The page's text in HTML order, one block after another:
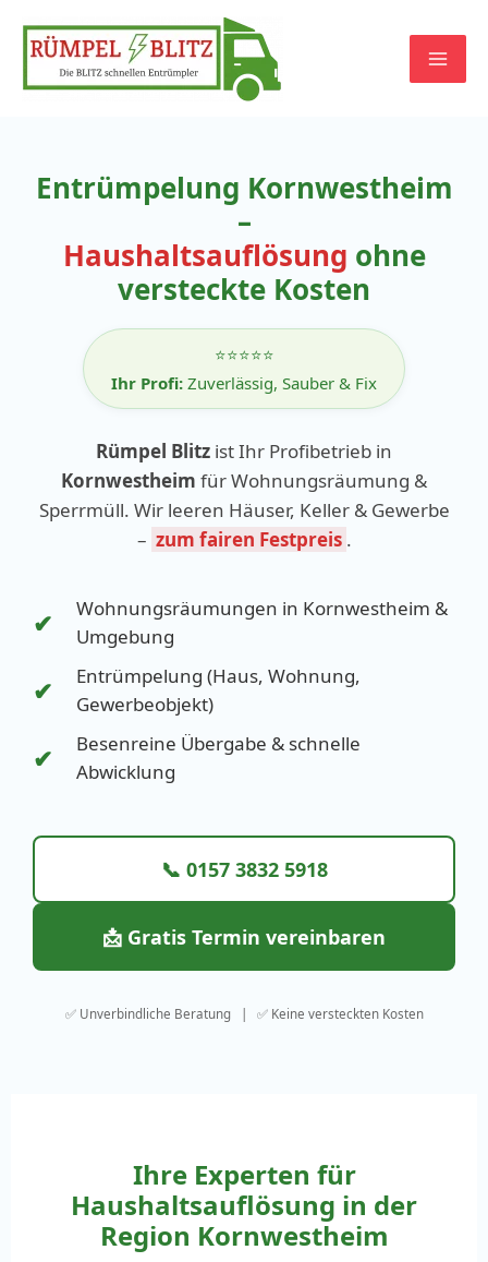
Inhalt
springen
Entrümpelung Kornwestheim
–
Haushaltsauflösung ohne
versteckte Kosten
⭐⭐⭐⭐⭐
Ihr Profi: Zuverlässig, Sauber & Fix
Rümpel Blitz ist Ihr Profibetrieb in
Kornwestheim für Wohnungsräumung &
Sperrmüll. Wir leeren Häuser, Keller & Gewerbe
– zum fairen Festpreis .
✔
Wohnungsräumungen in Kornwestheim &
Umgebung
✔
Entrümpelung (Haus, Wohnung,
Gewerbeobjekt)
✔
Besenreine Übergabe & schnelle
Abwicklung
📞 0157 3832 5918
📩 Gratis Termin vereinbaren
✅ Unverbindliche Beratung | ✅ Keine versteckten Kosten
Ihre Experten für
Haushaltsauflösung in der
Region Kornwestheim